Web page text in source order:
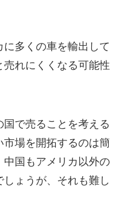
多くの車を輸出して
れにくくなる可能性
で売ることを考える
場を開拓するのは簡
国もアメリカ以外の
ょうが、それも難し